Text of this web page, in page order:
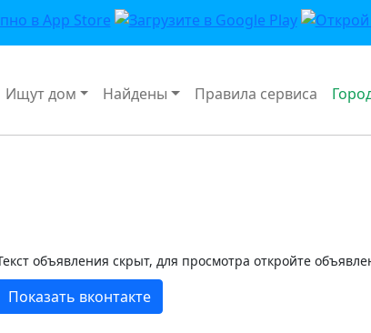
Ищут дом Найдены Правила сервиса
объявления скрыт, для просмотра откройте
Показать вконтакте